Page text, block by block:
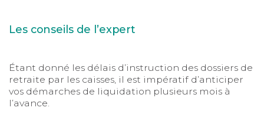
Les conseils de l’expert
Étant donné les délais d’instruction des dossiers de
retraite par les caisses, il est impératif d’anticiper
vos démarches de liquidation plusieurs mois à
l’avance.